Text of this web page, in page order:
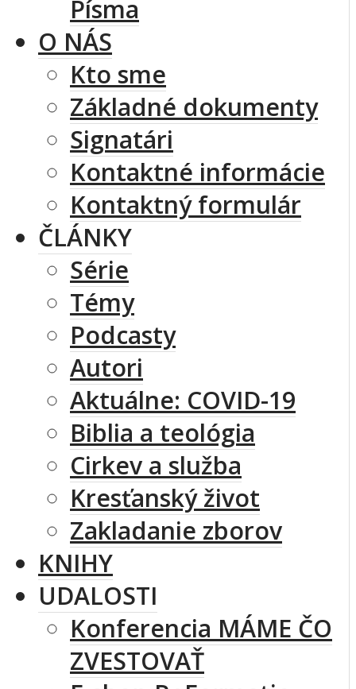
Písma
O NÁS
Kto sme
Základné dokumenty
Signatári
Kontaktné informácie
Kontaktný formulár
ČLÁNKY
Série
Témy
Podcasty
Autori
Aktuálne: COVID-19
Biblia a teológia
Cirkev a služba
Kresťanský život
Zakladanie zborov
KNIHY
UDALOSTI
Konferencia MÁME ČO
ZVESTOVAŤ